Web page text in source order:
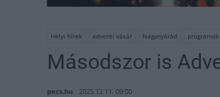
Helyi hírek adventi vásár Nagynyárád programok
Másodszor is
pecs.hu 2025.12.11. 09:00